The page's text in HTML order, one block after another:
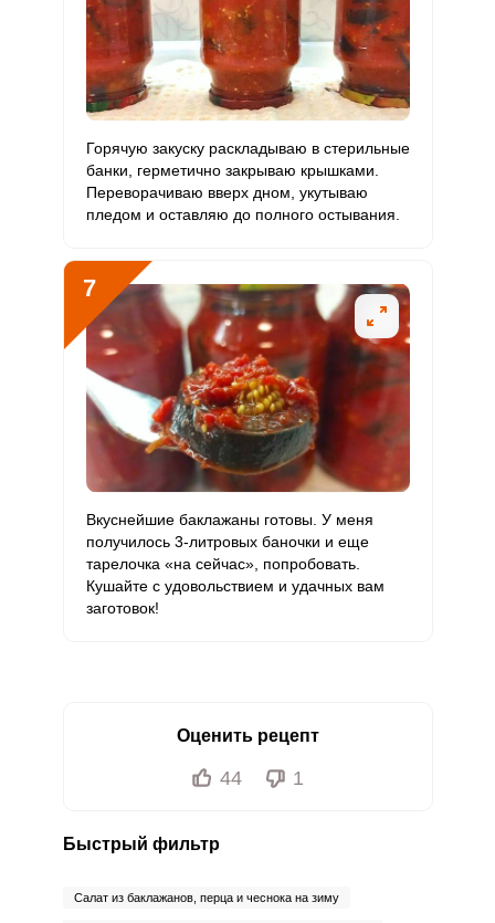
Горячую закуску раскладываю в стерильные
банки, герметично закрываю крышками.
Переворачиваю вверх дном, укутываю
пледом и оставляю до полного остывания.
7
Вкуснейшие баклажаны готовы. У меня
получилось 3-литровых баночки и еще
тарелочка «на сейчас», попробовать.
Кушайте с удовольствием и удачных вам
заготовок!
Оценить рецепт
44 1
Быстрый фильтр
Салат из баклажанов, перца и чеснока на зиму